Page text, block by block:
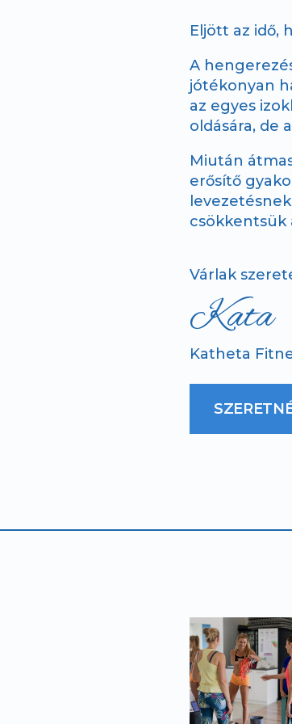
Eljött az idő,
A
jótékonyan
az egyes
oldására, de
Miután
erősítő
csökkentsük
Várlak
Kata
Katheta